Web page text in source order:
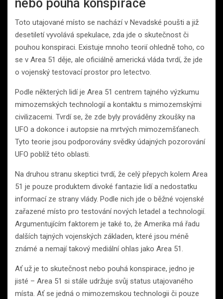
nebo pouhá konspirace
Toto utajované místo se nachází v Nevadské poušti a již
desetiletí vyvolává spekulace, zda jde o skutečnost či
pouhou konspiraci. Existuje mnoho teorií ohledně toho, co
se v Area 51 děje, ale oficiálně americká vláda tvrdí, že jde
o vojenský testovací prostor pro letectvo.
Podle některých lidí je Area 51 centrem tajného výzkumu
mimozemských technologií a kontaktu s mimozemskými
civilizacemi. Tvrdí se, že zde byly prováděny zkoušky na
UFO a dokonce i autopsie na mrtvých mimozemšťanech.
Tyto teorie jsou podporovány svědky údajných pozorování
UFO poblíž této oblasti.
Na druhou stranu skeptici tvrdí, že celý přepych kolem Area
51 je pouze produktem divoké fantazie lidí a nedostatku
informací ze strany vlády. Podle nich jde o běžné vojenské
zařazené místo pro testování nových letadel a technologií.
Argumentujícím faktorem je také to, že Amerika má řadu
dalších tajných vojenských základen, které jsou méně
známé a nemají takový mediální ohlas jako Area 51.
Ať už je to skutečnost nebo pouhá konspirace, jedno je
jisté – Area 51 si stále udržuje svůj status utajovaného
místa. Ať se jedná o mimozemskou technologii či pouze